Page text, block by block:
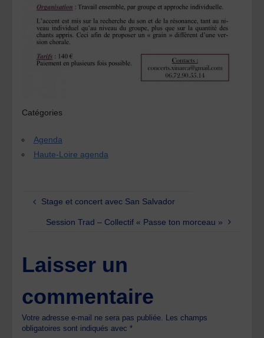
Catégories
Agenda
Haute-Loire agenda
Stage et concert avec San Salvador
Session Trad – Collectif « Passe ton morceau »
Laisser un
commentaire
Votre adresse e-mail ne sera pas publiée. Les champs
obligatoires sont indiqués avec*